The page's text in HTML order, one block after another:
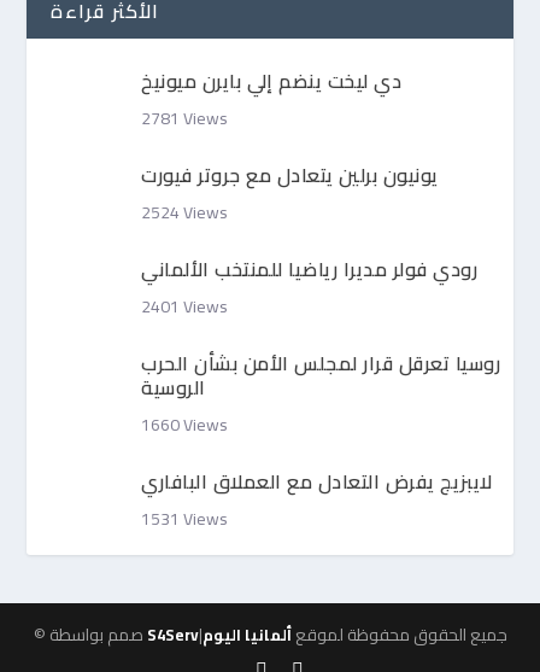
الأكثر قراءة
دي ليخت ينضم إلي بايرن ميونيخ
2781 Views
يونيون برلين يتعادل مع جروتر فيورت
2524 Views
رودي فولر مديرا رياضيا للمنتخب الألماني
2401 Views
روسيا تعرقل قرار لمجلس الأمن بشأن الحرب
الروسية
1660 Views
لايبزيج يفرض التعادل مع العملاق البافاري
1531 Views
S4Serv |جميع الحقوق محفوظة لموقعألمانيا اليوم